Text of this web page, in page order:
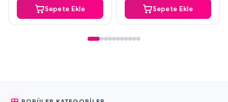
Sepete Ekle Sepete Ekle